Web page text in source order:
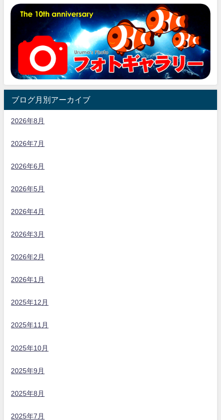
ブログ月別アーカイブ
2026年8月
2026年7月
2026年6月
2026年5月
2026年4月
2026年3月
2026年2月
2026年1月
2025年12月
2025年11月
2025年10月
2025年9月
2025年8月
2025年7月